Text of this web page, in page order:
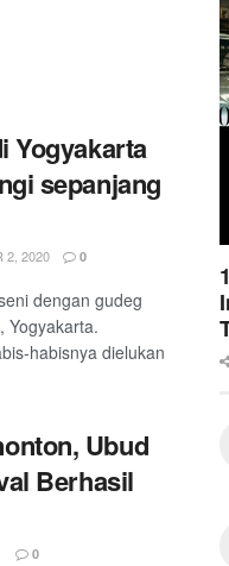
Yogyakarta
sepanjang
2, 2020 0
dengan gudeg
Yogyakarta.
habisnya dielukan
Ubud
Berhasil
0